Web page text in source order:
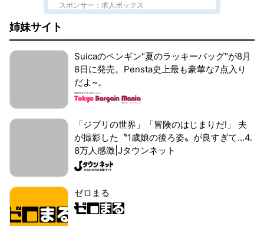
スポンサー：求人ボックス
姉妹サイト
Suicaのペンギン"夏のラッキーバッグ"が8月
8日に発売。Pensta史上最も豪華な7点入り
だよ~。
「ジブリの世界」「冒険のはじまりだ!」 夫
が撮影した〝1歳娘の後ろ姿〟が良すぎて...4.
8万人感激|Jタウンネット
ゼロまる